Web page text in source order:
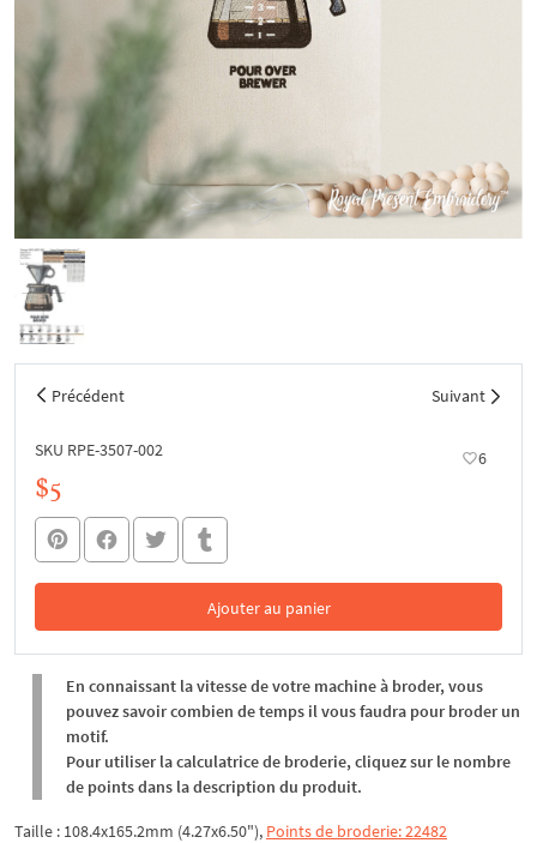
Précédent Suivant
SKU RPE-3507-002 6
$5
Ajouter au panier
Dans le panier
En connaissant la vitesse de votre machine à broder, vous
pouvez savoir combien de temps il vous faudra pour broder un
motif.
Pour utiliser la calculatrice de broderie, cliquez sur le nombre
de points dans la description du produit.
Taille : 108.4x165.2mm (4.27x6.50"), Points de broderie: 22482